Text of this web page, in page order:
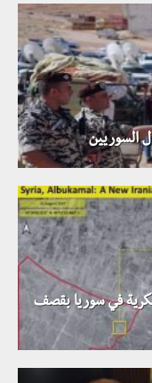
السوريين
في سوريا بقصف